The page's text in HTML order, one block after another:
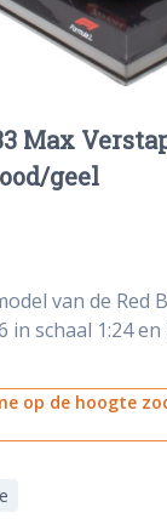
Max
geel
van de Red
in schaal 1:24
op de hoogte